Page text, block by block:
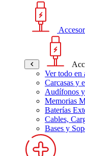
Ver todo en
Carcasas y
Audífonos
Memorias
Baterías
Cables,
Bases y